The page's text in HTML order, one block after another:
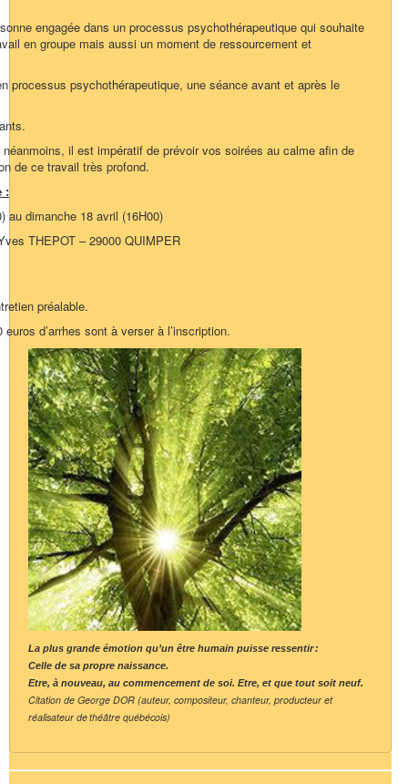
engagée dans un processus psychothérapeutique qui souhaite
en groupe mais aussi un moment de ressourcement et
processus psychothérapeutique, une séance avant et après le
il est impératif de prévoir vos soirées au calme afin de
de ce travail très profond.
:
au dimanche 18 avril (16H00)
THEPOT – 29000 QUIMPER
préalable.
d’arrhes sont à verser à l’inscription.
La plus grande émotion qu’un être humain puisse ressentir :
Celle de sa propre naissance.
Etre, à nouveau, au commencement de soi. Etre, et que tout soit neuf.
Citation de George DOR (auteur, compositeur, chanteur, producteur et
réalisateur de théâtre québécois)